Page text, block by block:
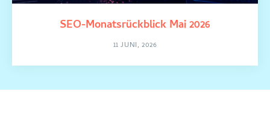
SEO-Monatsrückblick Mai 2026
11 JUNI, 2026